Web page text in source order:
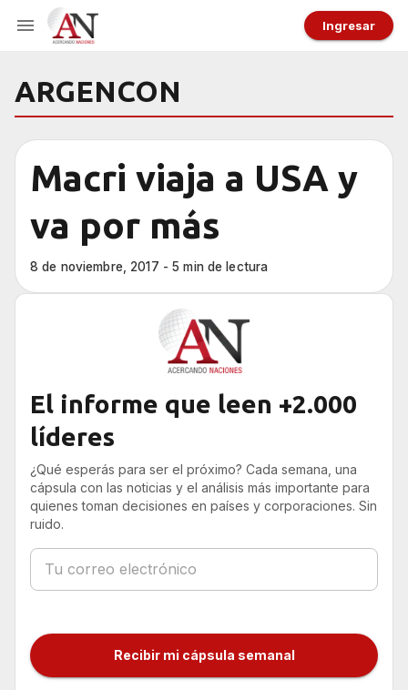
Ingresar
ARGENCON
Macri viaja a USA y
va por más
8 de noviembre, 2017 - 5 min de lectura
El informe que leen +2.000
líderes
¿Qué esperás para ser el próximo? Cada semana, una
cápsula con las noticias y el análisis más importante para
quienes toman decisiones en países y corporaciones. Sin
ruido.
Recibir mi cápsula semanal